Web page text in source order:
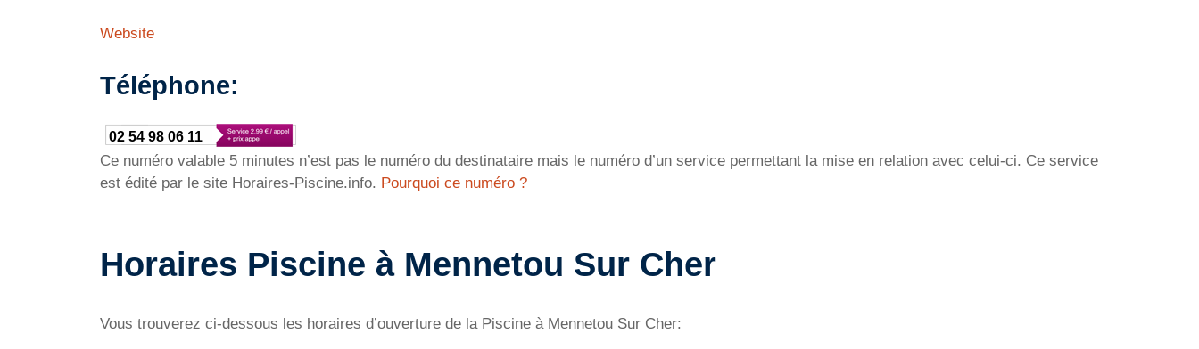
Website
Téléphone:
02 54 98 06 11
Ce numéro valable 5 minutes n’est pas le numéro du destinataire mais le numéro d’un service permettant la mise en relation avec celui-ci. Ce service
est édité par le site Horaires-Piscine.info. Pourquoi ce numéro ?
Horaires Piscine à Mennetou Sur Cher
Vous trouverez ci-dessous les horaires d’ouverture de la Piscine à Mennetou Sur Cher: